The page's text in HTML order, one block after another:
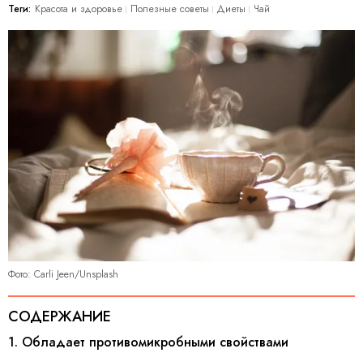
Теги: Красота и здоровье Полезные советы Диеты Чай
Фото: Carli Jeen/Unsplash
СОДЕРЖАНИЕ
1. Обладает противомикробными свойствами